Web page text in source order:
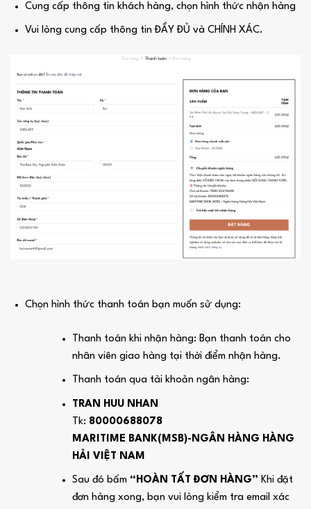
Cung cấp thông tin khách hàng, chọn hình thức nhận hàng
Vui lòng cung cấp thông tin ĐẦY ĐỦ và CHÍNH XÁC.
Chọn hình thức thanh toán bạn muốn sử dụng:
Thanh toán khi nhận hàng: Bạn thanh toán cho
nhân viên giao hàng tại thời điểm nhận hàng.
Thanh toán qua tài khoản ngân hàng:
TRAN HUU NHAN
Tk: 80000688078
MARITIME BANK(MSB)-NGÂN HÀNG HÀNG
HẢI VIỆT NAM
Sau đó bấm “HOÀN TẤT ĐƠN HÀNG”Khi đặt
đơn hàng xong, bạn vui lòng kiểm tra email xác